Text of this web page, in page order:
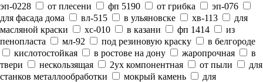
эп-0228
от плесени фп 5190 от грибка
эп-076
для фасада дома
вл-515 в ульяновске хв-113
для
масляной краски
хс-010 в казани фп 1414
из
пенопласта
мл-92 под резиновую краску
в белгороде
кислотостойкая
в ростове на дону жаропрочная
в
твери
нескользящая 2ух компонентная от пыли
для
станков металлообработки
мокрый камень
для